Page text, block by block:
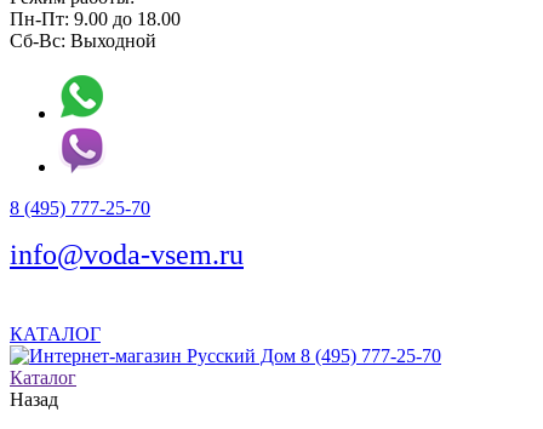
Пн-Пт: 9.00 до 18.00
Сб-Вс: Выходной
8 (495) 777-25-70
info@voda-vsem.ru
КАТАЛОГ
8 (495) 777-25-70
Каталог
Назад